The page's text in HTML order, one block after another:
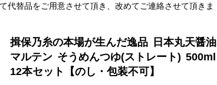
代替品をご用意させて頂き、改めてご連絡させて頂きま
揖保乃糸の本場が生んだ逸品 日本丸天醤油
マルテン そうめんつゆ(ストレート) 500ml
12本セット【のし・包装不可】